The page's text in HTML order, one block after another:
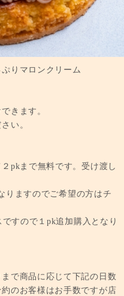
りマロンクリーム
きます。
い。
pkまで無料です。受け渡し
りますのでご希望の方はチ
すので１pk追加購入となり
で商品に応じて下記の日数
のお客様はお手数ですが店